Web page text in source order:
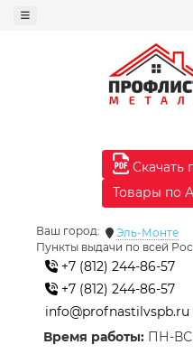
Скачать
Товары по
Ваш город:
Эль-Монте
Пункты выдачи по всей
+7 (812) 244-86-57
+7 (812) 244-86-57
info@profnastilvspb.ru
Время работы: ПН-ВС